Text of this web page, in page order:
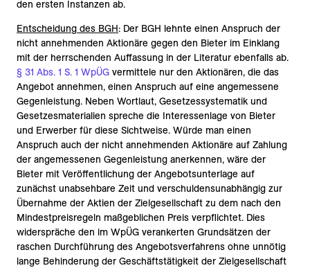
den ersten Instanzen ab.
Entscheidung des BGH: Der BGH lehnte einen Anspruch der
nicht annehmenden Aktionäre gegen den Bieter im Einklang
mit der herrschenden Auffassung in der Literatur ebenfalls ab.
§ 31 Abs. 1 S. 1 WpÜG vermittele nur den Aktionären, die das
Angebot annehmen, einen Anspruch auf eine angemessene
Gegenleistung. Neben Wortlaut, Gesetzessystematik und
Gesetzesmaterialien spreche die Interessenlage von Bieter
und Erwerber für diese Sichtweise. Würde man einen
Anspruch auch der nicht annehmenden Aktionäre auf Zahlung
der angemessenen Gegenleistung anerkennen, wäre der
Bieter mit Veröffentlichung der Angebotsunterlage auf
zunächst unabsehbare Zeit und verschuldensunabhängig zur
Übernahme der Aktien der Zielgesellschaft zu dem nach den
Mindestpreisregeln maßgeblichen Preis verpflichtet. Dies
widerspräche den im WpÜG verankerten Grundsätzen der
raschen Durchführung des Angebotsverfahrens ohne unnötig
lange Behinderung der Geschäftstätigkeit der Zielgesellschaft